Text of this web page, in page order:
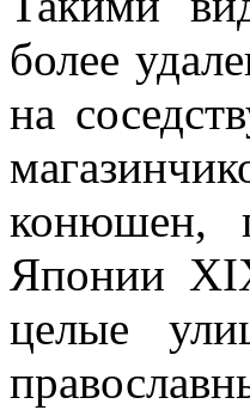
более
на
конюшен,
Японии
целые